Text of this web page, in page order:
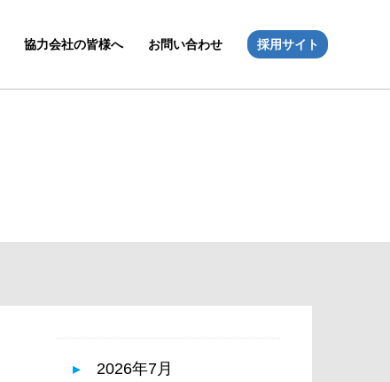
協力会社の皆様へ お問い合わせ 採用サイト
2026年7月